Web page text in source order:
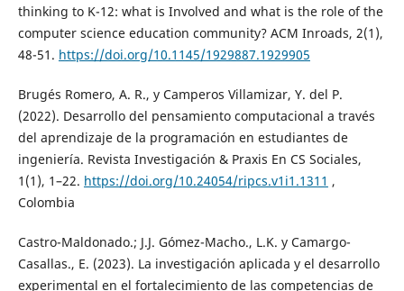
thinking to K-12: what is Involved and what is the role of the
computer science education community? ACM Inroads, 2(1),
48-51. https://doi.org/10.1145/1929887.1929905
Brugés Romero, A. R., y Camperos Villamizar, Y. del P.
(2022). Desarrollo del pensamiento computacional a través
del aprendizaje de la programación en estudiantes de
ingeniería. Revista Investigación & Praxis En CS Sociales,
1(1), 1–22. https://doi.org/10.24054/ripcs.v1i1.1311 ,
Colombia
Castro-Maldonado.; J.J. Gómez-Macho., L.K. y Camargo-
Casallas., E. (2023). La investigación aplicada y el desarrollo
experimental en el fortalecimiento de las competencias de